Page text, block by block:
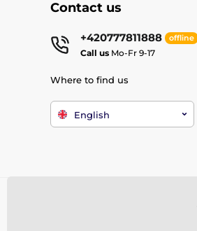
Contact us
+420777811888 offline
Call us Mo-Fr 9-17
Where to find us
English